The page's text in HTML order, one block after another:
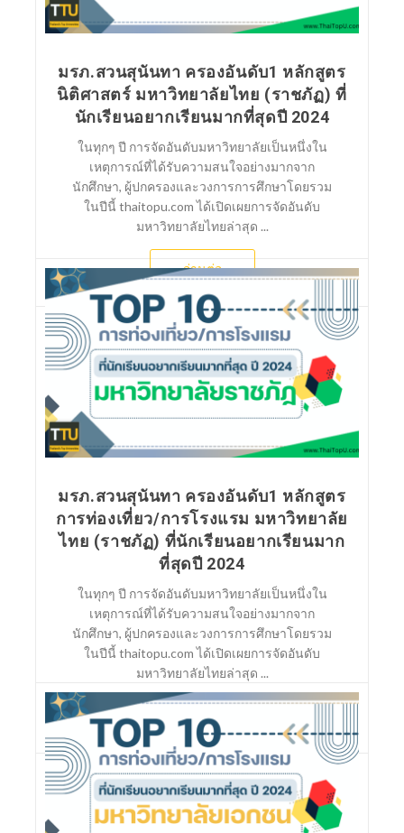
มรภ.สวนสุนันทา ครองอันดับ1 หลักสูตร
นิติศาสตร์ มหาวิทยาลัยไทย (ราชภัฏ) ที่
นักเรียนอยากเรียนมากที่สุดปี 2024
ในทุกๆ ปี การจัดอันดับมหาวิทยาลัยเป็นหนึ่งใน
เหตุการณ์ที่ได้รับความสนใจอย่างมากจาก
นักศึกษา, ผู้ปกครองและวงการการศึกษาโดยรวม
ในปีนี้ thaitopu.com ได้เปิดเผยการจัดอันดับ
มหาวิทยาลัยไทยล่าสุด ...
อ่านต่อ
มรภ.สวนสุนันทา ครองอันดับ1 หลักสูตร
การท่องเที่ยว/การโรงแรม มหาวิทยาลัย
ไทย (ราชภัฏ) ที่นักเรียนอยากเรียนมาก
ที่สุดปี 2024
ในทุกๆ ปี การจัดอันดับมหาวิทยาลัยเป็นหนึ่งใน
เหตุการณ์ที่ได้รับความสนใจอย่างมากจาก
นักศึกษา, ผู้ปกครองและวงการการศึกษาโดยรวม
ในปีนี้ thaitopu.com ได้เปิดเผยการจัดอันดับ
มหาวิทยาลัยไทยล่าสุด ...
อ่านต่อ